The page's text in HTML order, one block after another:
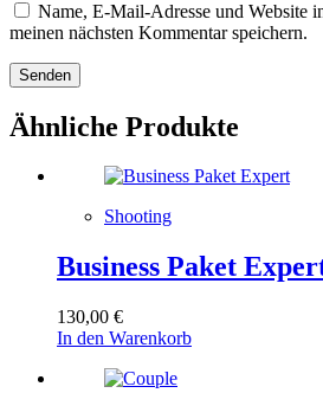
Name, E-Mail-Adresse und Website
meinen nächsten Kommentar speichern.
Senden
Ähnliche Produkte
Shooting
Business Paket
130,00 €
In den Warenkorb